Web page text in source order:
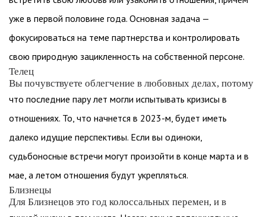
уже в первой половине года. Основная задача —
фокусироваться на теме партнерства и контролировать
свою природную зацикленность на собственной персоне.
Телец
Вы почувствуете облегчение в любовных делах, потому
что последние пару лет могли испытывать кризисы в
отношениях. То, что начнется в 2023-м, будет иметь
далеко идущие перспективы. Если вы одиноки,
судьбоносные встречи могут произойти в конце марта и в
мае, а летом отношения будут укрепляться.
Близнецы
Для Близнецов это год колоссальных перемен, и в